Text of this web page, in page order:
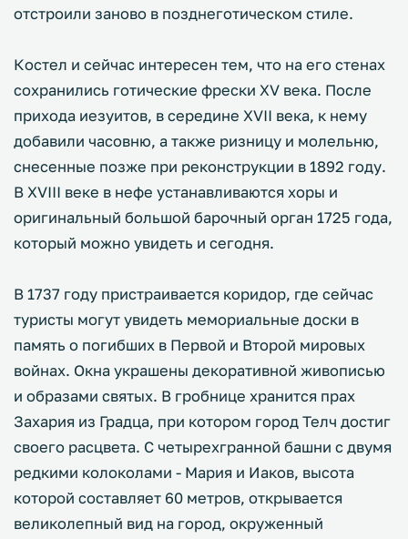
отстроили заново в позднеготическом стиле.
Костел и сейчас интересен тем, что на его стенах
сохранились готические фрески XV века. После
прихода иезуитов, в середине XVII века, к нему
добавили часовню, а также ризницу и молельню,
снесенные позже при реконструкции в 1892 году.
В XVIII веке в нефе устанавливаются хоры и
оригинальный большой барочный орган 1725 года,
который можно увидеть и сегодня.
В 1737 году пристраивается коридор, где сейчас
туристы могут увидеть мемориальные доски в
память о погибших в Первой и Второй мировых
войнах. Окна украшены декоративной живописью
и образами святых. В гробнице хранится прах
Захария из Градца, при котором город Телч достиг
своего расцвета. С четырехгранной башни с двумя
редкими колоколами - Мария и Иаков, высота
которой составляет 60 метров, открывается
великолепный вид на город, окруженный